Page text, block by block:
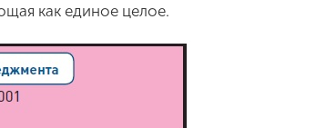
как единое целое.